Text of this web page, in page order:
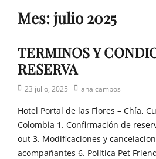
Mes:julio 2025
TERMINOS Y
RESERVA
Posted
23 julio, 2025 Author
ana campos
Hotel Portal de las Flores – Chía,
Colombia 1. Confirmación de
out 3. Modificaciones y
acompañantes 6. Política Pet